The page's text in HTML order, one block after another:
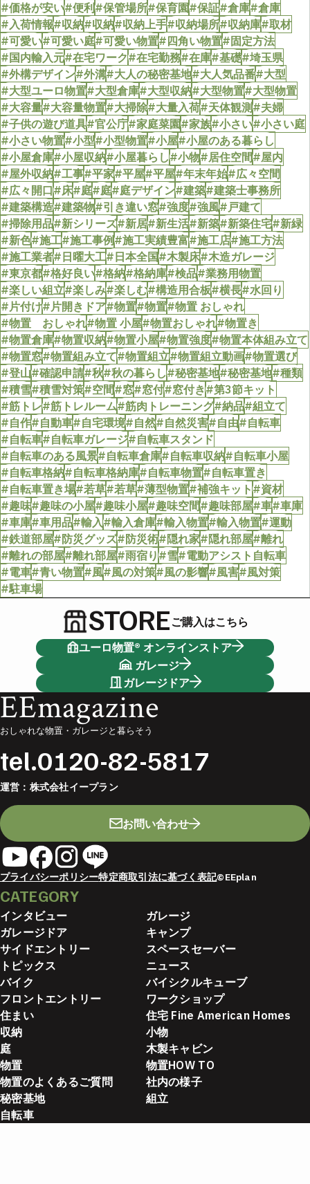
#価格が安い#便利#保管場所#保育園#保証#倉庫#倉庫
#入荷情報#収納#収納#収納上手#収納場所#収納庫#取材
#可愛い#可愛い庭#可愛い物置#四角い物置#固定方法
#国内輸入元#在宅ワーク#在宅勤務#在庫#基礎#埼玉県
#外構デザイン#外溝#大人の秘密基地#大人気品番#大型
#大型ユーロ物置#大型倉庫#大型収納#大型物置#大型物置
#大容量#大容量物置#大掃除#大量入荷#天体観測#夫婦
#子供の遊び道具#官公庁#家庭菜園#家族#小さい#小さい庭
#小さい物置#小型#小型物置#小屋#小屋のある暮らし
#小屋倉庫#小屋収納#小屋暮らし#小物#居住空間#屋内
#屋外収納#工事#平家#平屋#平屋#年末年始#広々空間
#広々開口#床#庭#庭#庭デザイン#建築#建築士事務所
#建築構造#建築物#引き違い窓#強度#強風#戸建て
#掃除用品#新シリーズ#新居#新生活#新築#新築住宅#新緑
#新色#施工#施工事例#施工実績豊富#施工店#施工方法
#施工業者#日曜大工#日本全国#木製床#木造ガレージ
#東京都#格好良い#格納#格納庫#検品#業務用物置
#楽しい組立#楽しみ#楽しむ#構造用合板#横長#水回り
#片付け#片開きドア#物置#物置#物置 おしゃれ
#物置 おしゃれ#物置 小屋#物置おしゃれ#物置き
#物置倉庫#物置収納#物置小屋#物置強度#物置本体組み立て
#物置窓#物置組み立て#物置組立#物置組立動画#物置選び
#登山#確認申請#秋#秋の暮らし#秘密基地#秘密基地#種類
#積雪#積雪対策#空間#窓#窓付#窓付き#第3節キット
#筋トレ#筋トレルーム#筋肉トレーニング#納品#組立て
#自作#自動車#自宅環境#自然#自然災害#自由#自転車
#自転車#自転車ガレージ#自転車スタンド
#自転車のある風景#自転車倉庫#自転車収納#自転車小屋
#自転車格納#自転車格納庫#自転車物置#自転車置き
#自転車置き場#若草#若草#薄型物置#補強キット#資材
#趣味#趣味の小屋#趣味小屋#趣味空間#趣味部屋#車#車庫
#車庫#車用品#輸入#輸入倉庫#輸入物置#輸入物置#運動
#鉄道部屋#防災グッズ#防災術#隠れ家#隠れ部屋#離れ
#離れの部屋#離れ部屋#雨宿り#雪#電動アシスト自転車
#電車#青い物置#風#風の対策#風の影響#風害#風対策
#駐車場
STOREご購入はこちら
ユーロ物置® オンラインストア
ガレージ
ガレージドア
EEmagazine
おしゃれな物置・ガレージと暮らそう
tel.0120-82-5817
運営： 株式会社イープラン
お問い合わせ
プライバシーポリシー特定商取引法に基づく表記©EEplan
CATEGORY
インタビュー
ガレージ
ガレージドア
キャンプ
サイドエントリー
スペースセーバー
トピックス
ニュース
バイク
バイシクルキューブ
フロントエントリー
ワークショップ
住まい
住宅 Fine American Homes
収納
小物
庭
木製キャビン
物置
物置HOW TO
物置のよくあるご質問
社内の様子
秘密基地
組立
自転車